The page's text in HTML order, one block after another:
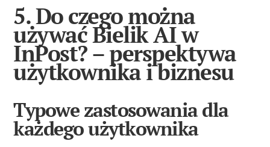
5. Do czego można
używać Bielik AI w
InPost? – perspektywa
użytkownika i biznesu
Typowe zastosowania dla
każdego użytkownika